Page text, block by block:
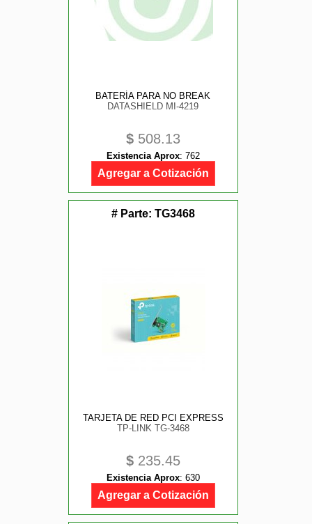
BATERÍA PARA NO BREAK
DATASHIELD MI-4219
$ 508.13
Existencia Aprox: 762
Agregar a Cotización
# Parte: TG3468
TARJETA DE RED PCI EXPRESS
TP-LINK TG-3468
$ 235.45
Existencia Aprox: 630
Agregar a Cotización